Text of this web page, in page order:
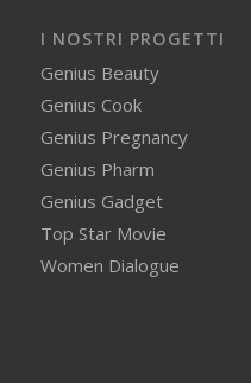
I NOSTRI PROGETTI
Genius Beauty
Genius Cook
Genius Pregnancy
Genius Pharm
Genius Gadget
Top Star Movie
Women Dialogue